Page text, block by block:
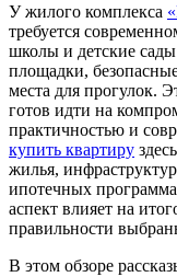
У жилого комплекса
требуется
школы и детские
площадки,
места для прогулок.
готов идти на
практичностью и
купить квартиру
жилья,
ипотечных
аспект влияет на
правильности
В этом обзоре